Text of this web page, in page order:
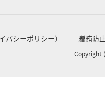
シーポリシー） 贈賄防
Copyright